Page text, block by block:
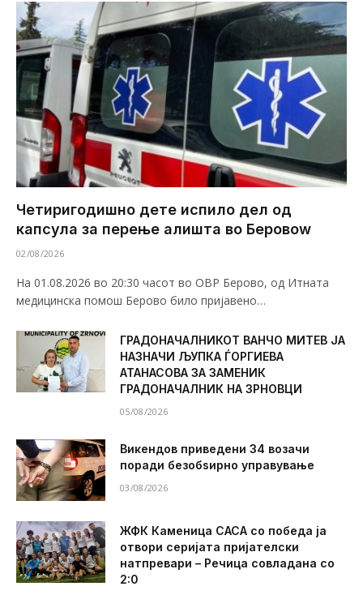
Четиригодишно дете испило дел од
капсула за перење алишта во Беровоw
02/08/2026
На 01.08.2026 во 20:30 часот во ОВР Берово, од Итната
медицинска помош Берово било пријавено…
ГРАДОНАЧАЛНИКОТ ВАНЧО МИТЕВ ЈА
НАЗНАЧИ ЉУПКА ЃОРГИЕВА
АТАНАСОВА ЗА ЗАМЕНИК
ГРАДОНАЧАЛНИК НА ЗРНОВЦИ
05/08/2026
Викендов приведени 34 возачи
поради безобѕирно управување
03/08/2026
ЖФК Каменица САСА со победа ја
отвори серијата пријателски
натпревари – Речица совладана со
2:0